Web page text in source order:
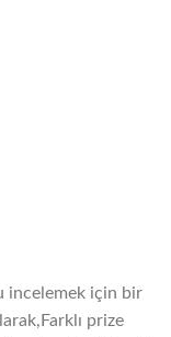
incelemek için bir
prize